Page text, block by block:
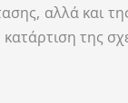
αλλά και
της